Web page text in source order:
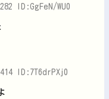
ID:GgFeN/WU0
ID:7T6drPXj0